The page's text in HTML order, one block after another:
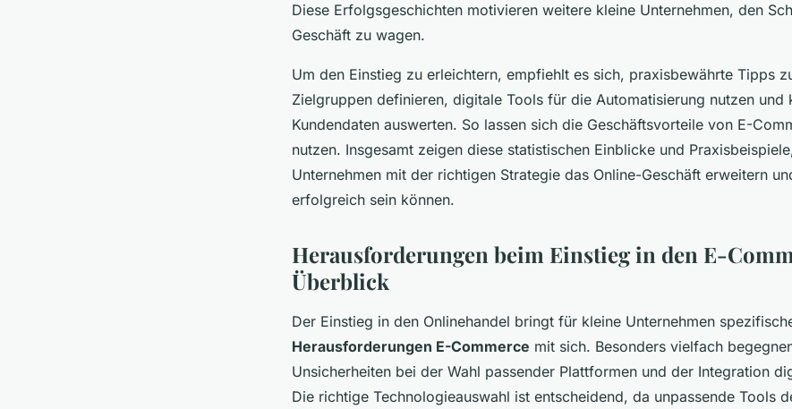
Diese Erfolgsgeschichten motivieren weitere kleine Unternehmen, den
Geschäft zu wagen.
Um den Einstieg zu erleichtern, empfiehlt es sich, praxisbewährte Tipps
Zielgruppen definieren, digitale Tools für die Automatisierung nutzen und
Kundendaten auswerten. So lassen sich die Geschäftsvorteile von E-
nutzen. Insgesamt zeigen diese statistischen Einblicke und
Unternehmen mit der richtigen Strategie das Online-Geschäft erweitern
erfolgreich sein können.
Herausforderungen beim Einstieg in den E-
Überblick
Der Einstieg in den Onlinehandel bringt für kleine Unternehmen
Herausforderungen E-Commerce mit sich. Besonders vielfach
Unsicherheiten bei der Wahl passender Plattformen und der Integration
Die richtige Technologieauswahl ist entscheidend, da unpassende Tools